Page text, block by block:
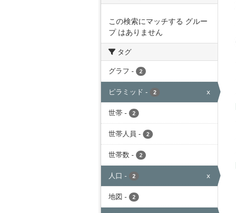
この検索にマッチする グルー
プ はありません
タグ
グラフ - 2
ピラミッド - 2 x
世帯 - 2
世帯人員 - 2
世帯数 - 2
人口 - 2 x
地図 - 2